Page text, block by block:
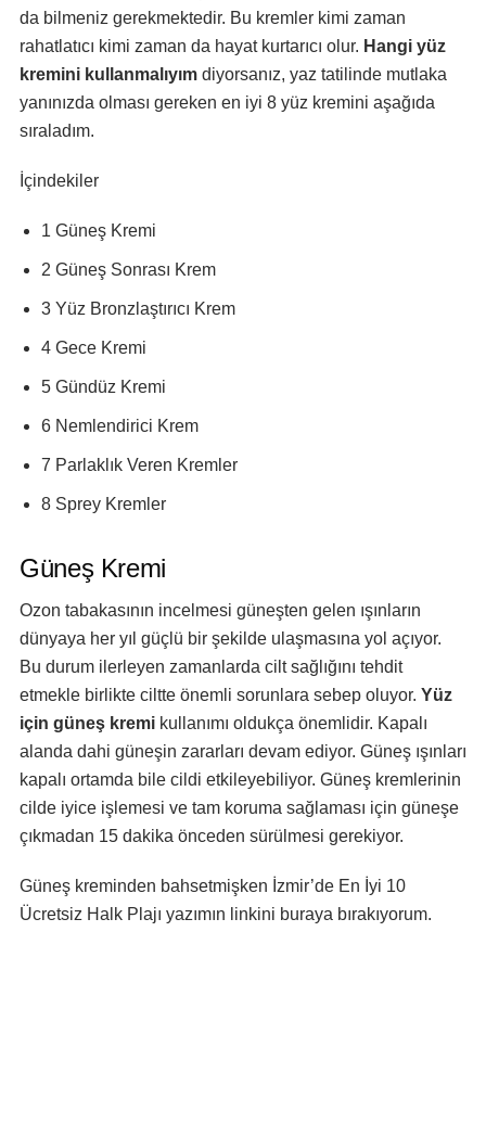
da bilmeniz gerekmektedir. Bu kremler kimi zaman
rahatlatıcı kimi zaman da hayat kurtarıcı olur. Hangi yüz
kremini kullanmalıyım diyorsanız, yaz tatilinde mutlaka
yanınızda olması gereken en iyi 8 yüz kremini aşağıda
sıraladım.
İçindekiler
1 Güneş Kremi
2 Güneş Sonrası Krem
3 Yüz Bronzlaştırıcı Krem
4 Gece Kremi
5 Gündüz Kremi
6 Nemlendirici Krem
7 Parlaklık Veren Kremler
8 Sprey Kremler
Güneş Kremi
Ozon tabakasının incelmesi güneşten gelen ışınların
dünyaya her yıl güçlü bir şekilde ulaşmasına yol açıyor.
Bu durum ilerleyen zamanlarda cilt sağlığını tehdit
etmekle birlikte ciltte önemli sorunlara sebep oluyor. Yüz
için güneş kremi kullanımı oldukça önemlidir. Kapalı
alanda dahi güneşin zararları devam ediyor. Güneş ışınları
kapalı ortamda bile cildi etkileyebiliyor. Güneş kremlerinin
cilde iyice işlemesi ve tam koruma sağlaması için güneşe
çıkmadan 15 dakika önceden sürülmesi gerekiyor.
Güneş kreminden bahsetmişken İzmir’de En İyi 10
Ücretsiz Halk Plajı yazımın linkini buraya bırakıyorum.